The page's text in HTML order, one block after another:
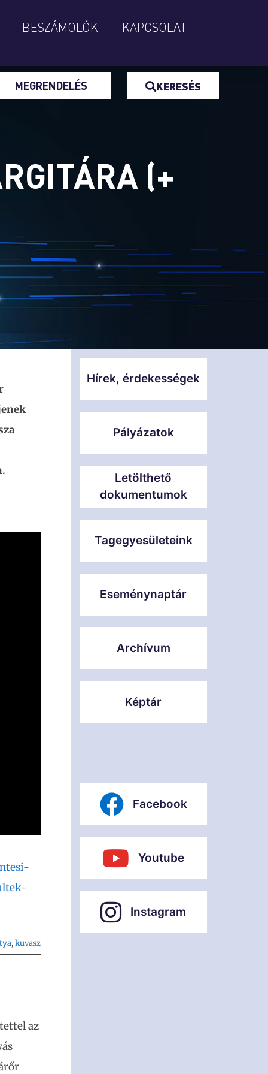
BESZÁMOLÓK KAPCSOLAT
MEGRENDELÉS KERESÉS
(+
, kuvasz
az
Hírek, érdekességek
Pályázatok
Letölthető
dokumentumok
Tagegyesületeink
Eseménynaptár
Archívum
Képtár
Facebook
Youtube
Instagram